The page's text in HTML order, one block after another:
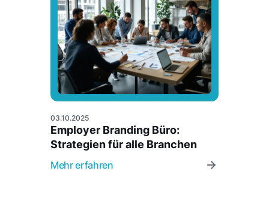
03.10.2025
Employer Branding Büro:
Strategien für alle Branchen
Mehr erfahren